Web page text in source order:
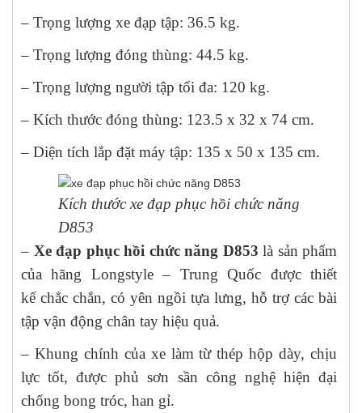
– Trọng lượng xe đạp tập: 36.5 kg.
– Trọng lượng đóng thùng: 44.5 kg.
– Trọng lượng người tập tối đa: 120 kg.
– Kích thước đóng thùng: 123.5 x 32 x 74 cm.
– Diện tích lắp đặt máy tập: 135 x 50 x 135 cm.
Kích thước xe đạp phục hồi chức năng
D853
– Xe đạp phục hồi chức năng D853 là sản phẩm
của hãng Longstyle – Trung Quốc được thiết
kế chắc chắn, có yên ngồi tựa lưng, hỗ trợ các bài
tập vận động chân tay hiệu quả.
– Khung chính của xe làm từ thép hộp dày, chịu
lực tốt, được phủ sơn sần công nghệ hiện đại
chống bong tróc, han gỉ.